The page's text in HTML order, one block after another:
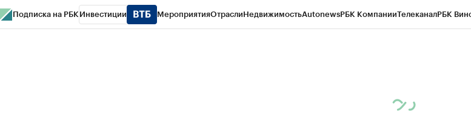
Подписка на РБК Инвестиции МероприятияОтраслиНедвижимостьAutonewsРБК КомпанииТелеканалРБК